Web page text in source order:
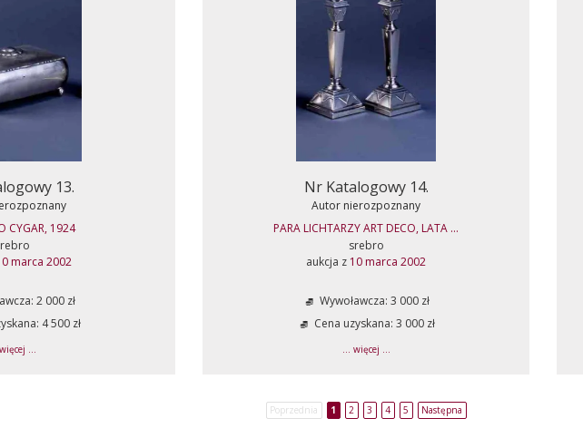
13.
CYGAR, 1924
marca 2002
2 000 zł
4 500 zł
...
Nr Katalogowy 14.
Autor nierozpoznany
PARA LICHTARZY ART DECO, LATA ...
srebro
aukcja z 10 marca 2002
Wywoławcza: 3 000 zł
Cena uzyskana: 3 000 zł
... więcej ...
Poprzednia 1 2 3 4 5 Następna